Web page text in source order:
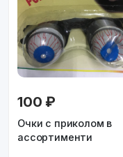
100 ₽
Очки с приколом в
ассортименти